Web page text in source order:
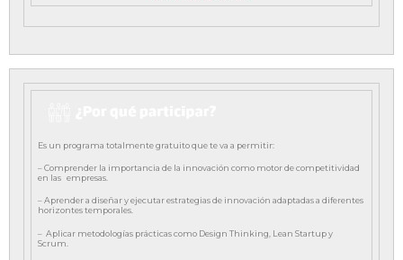
Es un programa totalmente gratuito que te va a permitir:
– Comprender la importancia de la innovación como motor de competitividad
en las empresas.
– Aprender a diseñar y ejecutar estrategias de innovación adaptadas a diferentes
horizontes temporales.
– Aplicar metodologías prácticas como Design Thinking, Lean Startup y
Scrum.